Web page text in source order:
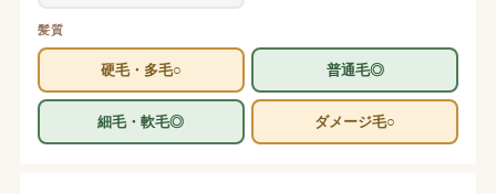
髪質
硬毛・多毛○ 普通毛◎
細毛・軟毛◎ ダメージ毛○